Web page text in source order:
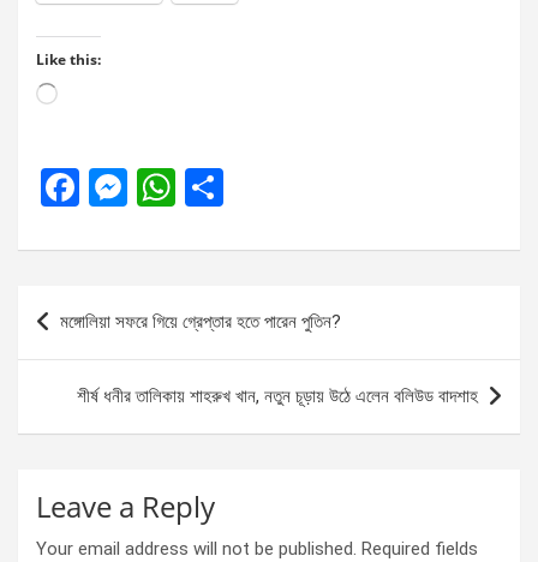
Like this:
Loading…
F
ce
b
o
o
k
M
se
g
er
W
at
A
p
p
ar
Post
navigation
মঙ্গোলিয়া সফরে গিয়ে গ্রেপ্তার হতে পারেন পুতিন?
শীর্ষ ধনীর তালিকায় শাহরুখ খান, নতুন চূড়ায় উঠে এলেন বলিউড বাদশাহ
Leave a Reply
Your email address will not be published. Required fields